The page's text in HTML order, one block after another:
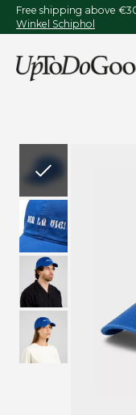
Free shipping
Winkel Schiphol